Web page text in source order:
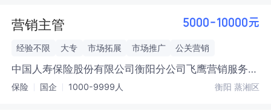
营销主管 5000-10000元
经验不限 大专 市场拓展 市场推广 公关营销
中国人寿保险股份有限公司衡阳分公司飞鹰营销服务
部
保险 国企 1000-9999人 衡阳 蒸湘区